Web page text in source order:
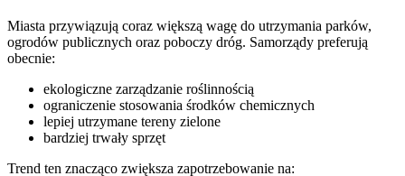
Miasta przywiązują coraz większą wagę do utrzymania parków,
ogrodów publicznych oraz poboczy dróg. Samorządy preferują
obecnie:
ekologiczne zarządzanie roślinnością
ograniczenie stosowania środków chemicznych
lepiej utrzymane tereny zielone
bardziej trwały sprzęt
Trend ten znacząco zwiększa zapotrzebowanie na: